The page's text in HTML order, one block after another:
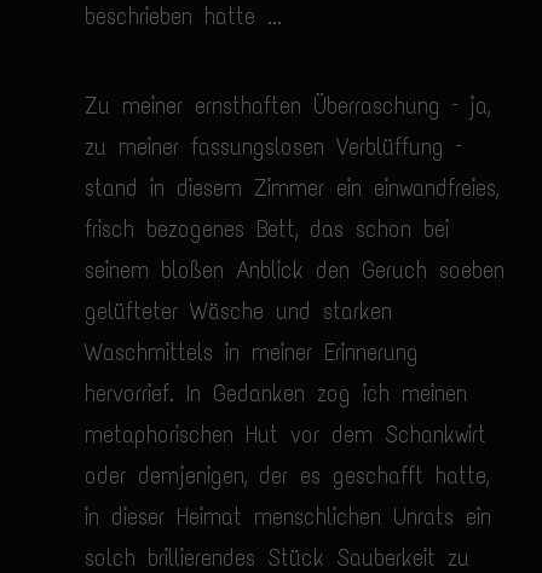
beschrieben hatte ...
Zu meiner ernsthaften Überraschung – ja,
zu meiner fassungslosen Verblüffung –
stand in diesem Zimmer ein einwandfreies,
frisch bezogenes Bett, das schon bei
seinem bloßen Anblick den Geruch soeben
gelüfteter Wäsche und starken
Waschmittels in meiner Erinnerung
hervorrief. In Gedanken zog ich meinen
metaphorischen Hut vor dem Schankwirt
oder demjenigen, der es geschafft hatte,
in dieser Heimat menschlichen Unrats ein
solch brillierendes Stück Sauberkeit zu